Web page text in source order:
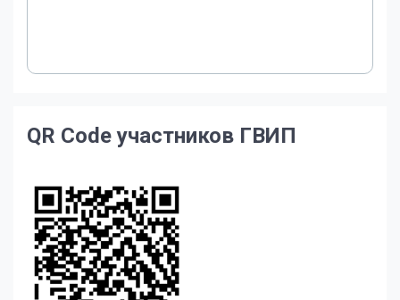
QR Code участников ГВИП